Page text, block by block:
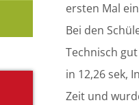
ersten Mal
Bei den
Technisch
in 12,26 sek,
Zeit und